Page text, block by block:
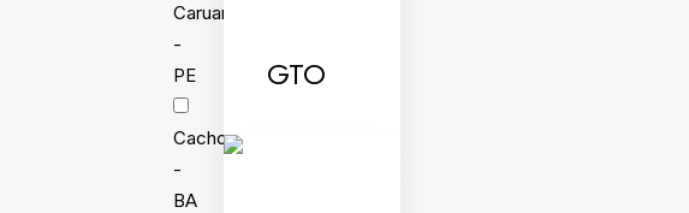
Caruaru
-
PE
Cachoeira
-
BA
GTO